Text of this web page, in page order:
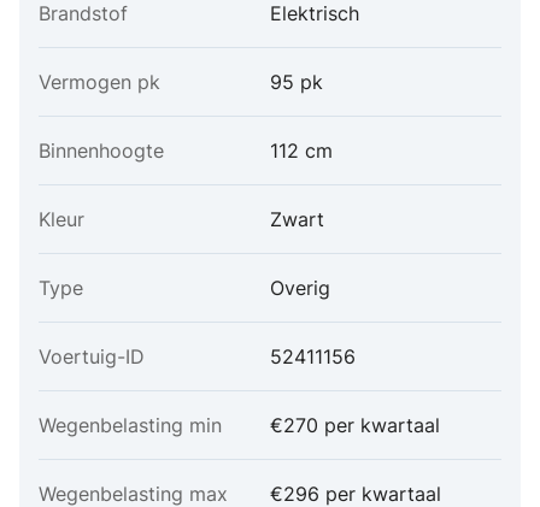
Brandstof Elektrisch
Vermogen pk 95 pk
Binnenhoogte 112 cm
Kleur Zwart
Type Overig
Voertuig-ID 52411156
Wegenbelasting min €270 per kwartaal
Wegenbelasting max €296 per kwartaal